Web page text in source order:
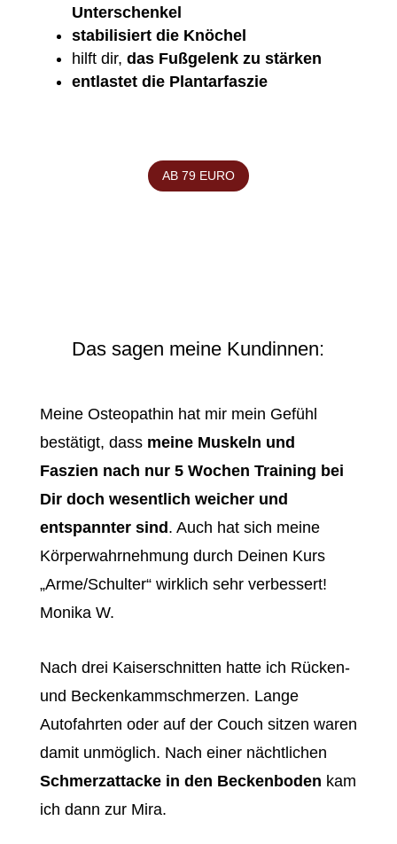
Unterschenkel
stabilisiert die Knöchel
hilft dir, das Fußgelenk zu stärken
entlastet die Plantarfaszie
AB 79 EURO
Das sagen meine Kundinnen:
Meine Osteopathin hat mir mein Gefühl
bestätigt, dass meine Muskeln und
Faszien nach nur 5 Wochen Training bei
Dir doch wesentlich weicher und
entspannter sind . Auch hat sich meine
Körperwahrnehmung durch Deinen Kurs
„Arme/Schulter“ wirklich sehr verbessert!
Monika W.
Nach drei Kaiserschnitten hatte ich Rücken-
und Beckenkammschmerzen. Lange
Autofahrten oder auf der Couch sitzen waren
damit unmöglich. Nach einer nächtlichen
Schmerzattacke in den Beckenboden kam
ich dann zur Mira.